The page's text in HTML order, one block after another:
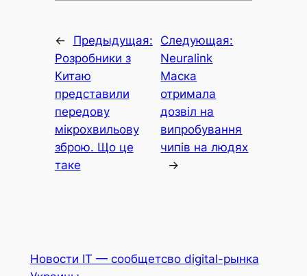
←
Предыдущая:
Розробники з
Китаю
представили
передову
мікрохвильову
зброю. Що це
таке
Следующая:
Neuralink
Маска
отримала
дозвіл на
випробування
чипів на людях
→
Новости IT — сообщетсво digital-рынка